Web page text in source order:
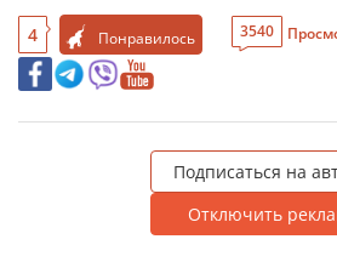
4 Понравилось 3540
Подписаться на
Отключить